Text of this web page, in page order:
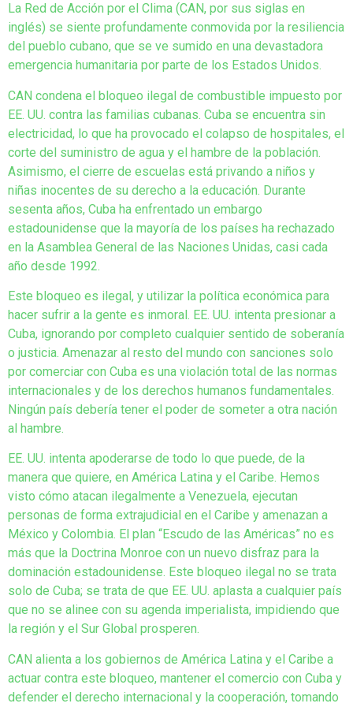
La Red de Acción por el Clima (CAN, por sus siglas en
inglés) se siente profundamente conmovida por la resiliencia
del pueblo cubano, que se ve sumido en una devastadora
emergencia humanitaria por parte de los Estados Unidos.
CAN condena el bloqueo ilegal de combustible impuesto por
EE. UU. contra las familias cubanas. Cuba se encuentra sin
electricidad, lo que ha provocado el colapso de hospitales, el
corte del suministro de agua y el hambre de la población.
Asimismo, el cierre de escuelas está privando a niños y
niñas inocentes de su derecho a la educación. Durante
sesenta años, Cuba ha enfrentado un embargo
estadounidense que la mayoría de los países ha rechazado
en la Asamblea General de las Naciones Unidas, casi cada
año desde 1992.
Este bloqueo es ilegal, y utilizar la política económica para
hacer sufrir a la gente es inmoral. EE. UU. intenta presionar a
Cuba, ignorando por completo cualquier sentido de soberanía
o justicia. Amenazar al resto del mundo con sanciones solo
por comerciar con Cuba es una violación total de las normas
internacionales y de los derechos humanos fundamentales.
Ningún país debería tener el poder de someter a otra nación
al hambre.
EE. UU. intenta apoderarse de todo lo que puede, de la
manera que quiere, en América Latina y el Caribe. Hemos
visto cómo atacan ilegalmente a Venezuela, ejecutan
personas de forma extrajudicial en el Caribe y amenazan a
México y Colombia. El plan “Escudo de las Américas” no es
más que la Doctrina Monroe con un nuevo disfraz para la
dominación estadounidense. Este bloqueo ilegal no se trata
solo de Cuba; se trata de que EE. UU. aplasta a cualquier país
que no se alinee con su agenda imperialista, impidiendo que
la región y el Sur Global prosperen.
CAN alienta a los gobiernos de América Latina y el Caribe a
actuar contra este bloqueo, mantener el comercio con Cuba y
defender el derecho internacional y la cooperación, tomando